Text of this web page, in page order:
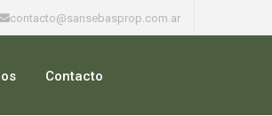
contacto@sansebasprop.com.ar
Contacto